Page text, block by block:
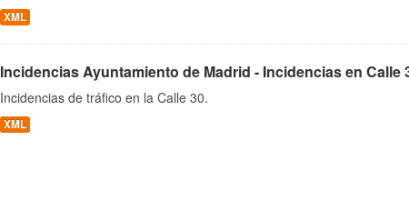
XML
Incidencias Ayuntamiento de Madrid - Incidencias en Calle
Incidencias de tráfico en la Calle 30.
XML